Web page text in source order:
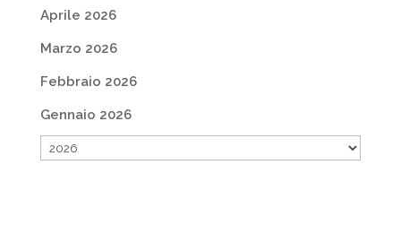
Aprile 2026
Marzo 2026
Febbraio 2026
Gennaio 2026